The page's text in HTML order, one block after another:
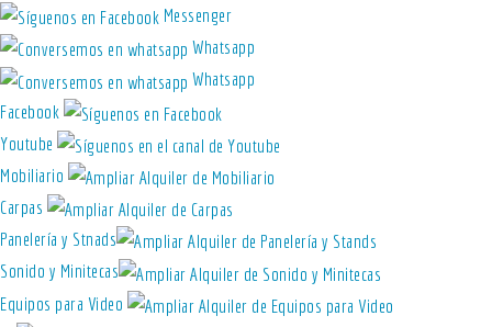
Messenger
Whatsapp
Whatsapp
Facebook
Youtube
Mobiliario
Carpas
Panelería y Stnads
Sonido y Minitecas
Equipos para Video